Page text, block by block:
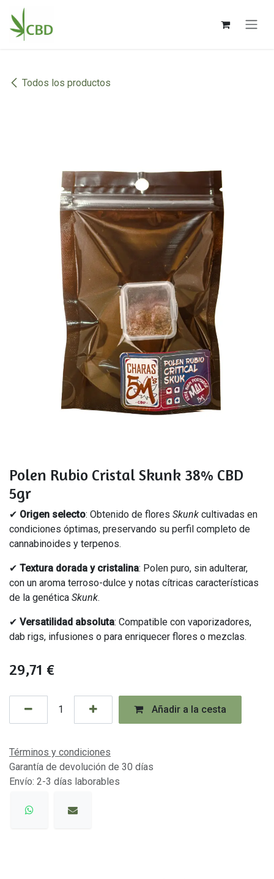
Ir al contenido
Todos los productos
Polen Rubio Cristal Skunk 38% CBD
5gr
✔ Origen selecto: Obtenido de flores Skunk cultivadas en
condiciones óptimas, preservando su perfil completo de
cannabinoides y terpenos.
✔ Textura dorada y cristalina: Polen puro, sin adulterar,
con un aroma terroso-dulce y notas cítricas características
de la genética Skunk.
✔ Versatilidad absoluta: Compatible con vaporizadores,
dab rigs, infusiones o para enriquecer flores o mezclas.
29,71 €
Añadir a la cesta
Términos y condiciones
Garantía de devolución de 30 días
Envío: 2-3 días laborables